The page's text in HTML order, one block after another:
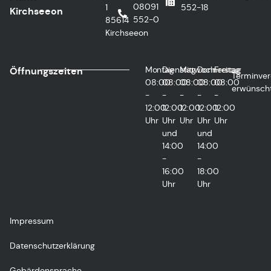
Kirchseeon
1
85614
Kirchseeon
08091
552-0
552-18
Öffnungszeiten
Montag
08:00
-
12:00
Uhr
Dienstag
08:00
-
12:00
Uhr
und
14:00
-
16:00
Uhr
Mittwoch
08:00
-
12:00
Uhr
Donnerstag
08:00
-
12:00
Uhr
und
14:00
-
18:00
Uhr
Freitag
08:00
-
12:00
Uhr
Impressum
Datenschutzerklärung